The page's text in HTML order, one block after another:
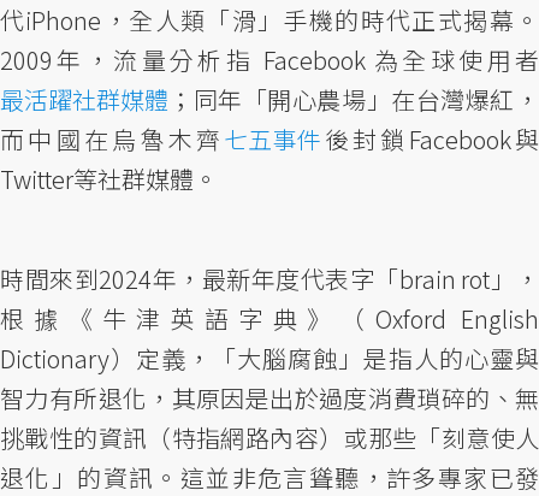
代iPhone，全人類「滑」手機的時代正式揭幕。
2009年，流量分析指 Facebook 為全球使用者
最活躍社群媒體 ；同年「開心農場」在台灣爆紅，
而中國在烏魯木齊七五事件後封鎖Facebook與
Twitter等社群媒體。
時間來到2024年，最新年度代表字「brain rot」，
根據《牛津英語字典》（Oxford English
Dictionary）定義，「大腦腐蝕」是指人的心靈與
智力有所退化，其原因是出於過度消費瑣碎的、無
挑戰性的資訊（特指網路內容）或那些「刻意使人
退化」的資訊。這並非危言聳聽，許多專家已發